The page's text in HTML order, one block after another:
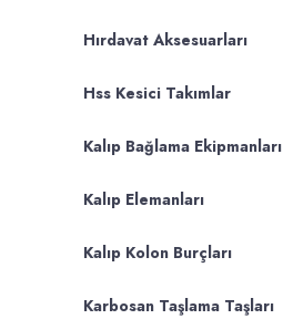
Hırdavat Aksesuarları
Hss Kesici Takımlar
Kalıp Bağlama Ekipmanları
Kalıp Elemanları
Kalıp Kolon Burçları
Karbosan Taşlama Taşları